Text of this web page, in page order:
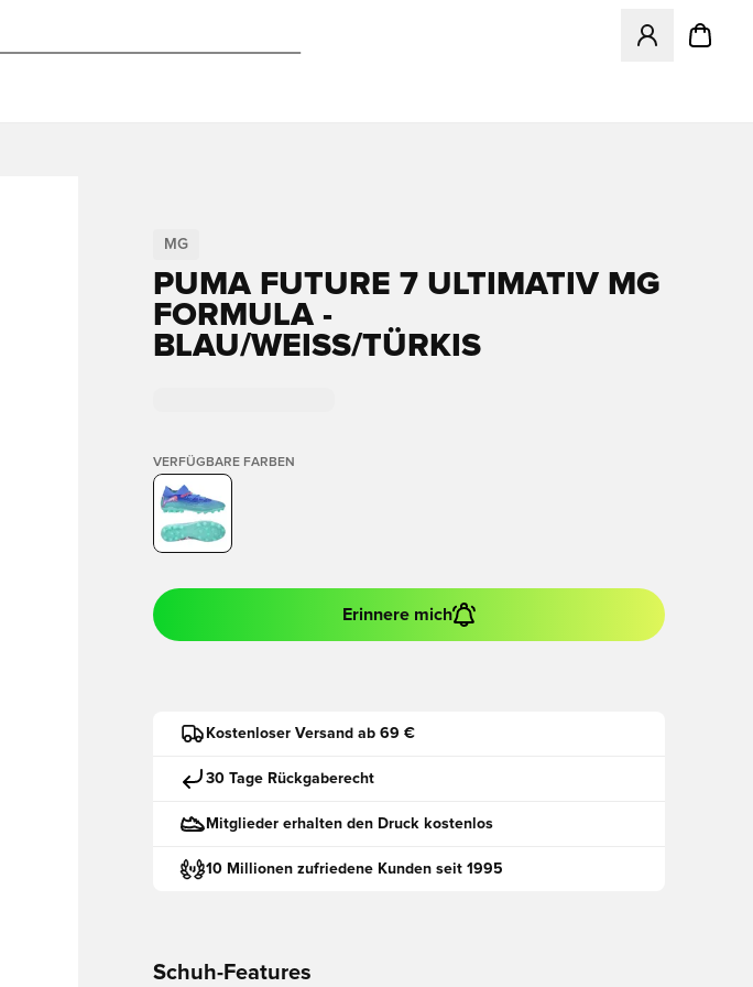
Öffnet ein
MG
PUMA FUTURE 7 ULTIMATIV MG
FORMULA -
BLAU/WEISS/TÜRKIS
VERFÜGBARE FARBEN
Erinnere mich
Kostenloser Versand ab 69 €
30 Tage Rückgaberecht
Mitglieder erhalten den Druck kostenlos
10 Millionen zufriedene Kunden seit 1995
Schuh-Features